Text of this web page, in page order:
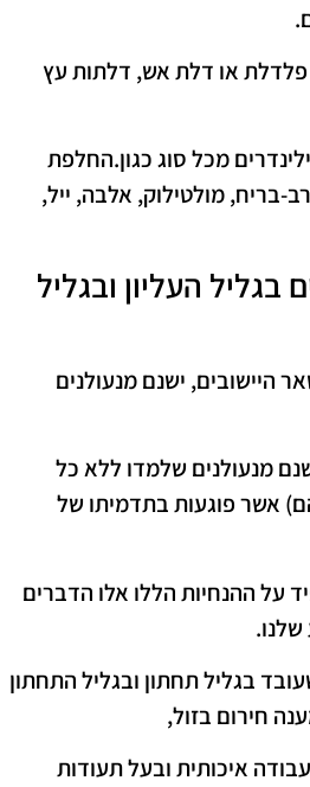
או דלת אש, דלתות עץ
מכל סוג כגון.החלפת
בריח, מולטילוק, אלבה, ייל,
העליון ובגליל
היישובים, ישנם מנעולנים
מנעולנים שלמדו ללא כל
אשר פוגעות בתדמיתו של
על ההנחיות הללו אלו הדברים
בגליל תחתון ובגליל התחתון
חירום בזול,
איכותית ובעל תעודות